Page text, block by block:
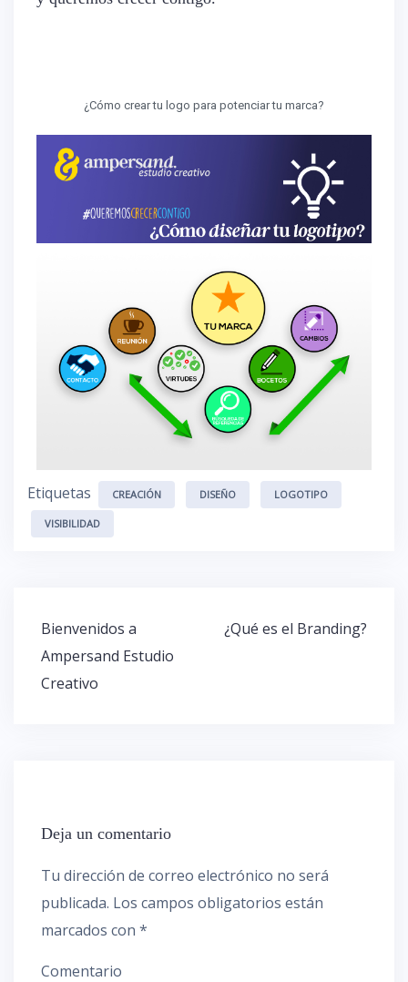
¿Cómo crear tu logo para potenciar tu marca?
Etiquetas CREACIÓN DISEÑO LOGOTIPO
VISIBILIDAD
Bienvenidos a
Ampersand Estudio
Creativo
¿Qué es el Branding?
Deja un comentario
Tu dirección de correo electrónico no será
publicada. Los campos obligatorios están
marcados con *
Comentario